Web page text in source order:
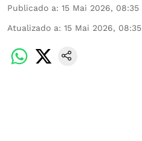
Publicado a: 15 Mai 2026, 08:35
Atualizado a: 15 Mai 2026, 08:35